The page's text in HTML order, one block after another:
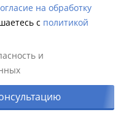
на обработку
c политикой
и